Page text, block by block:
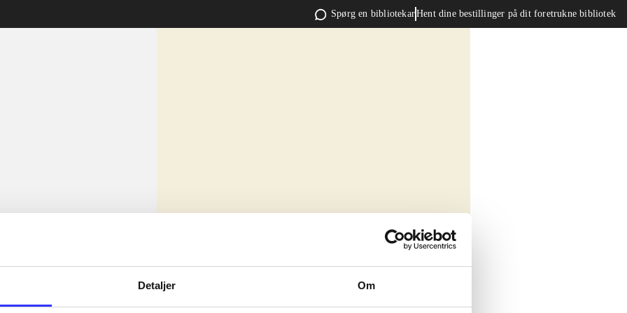
Detaljer Om
Spørg en bibliotekarHent dine bestillinger på dit foretrukne bibliotek
sit amet ...
sit amet ...